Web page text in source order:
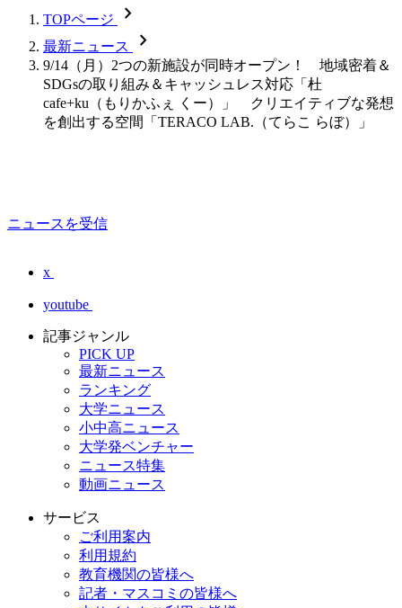
TOPページ chevron_forward
最新ニュース chevron_forward
9/14（月）2つの新施設が同時オープン！ 地域密着＆
SDGsの取り組み＆キャッシュレス対応「杜
cafe+ku（もりかふぇ くー）」 クリエイティブな発想
を創出する空間「TERACO LAB.（てらこ らぼ）」
ニュースを受信
x
youtube
記事ジャンル
PICK UP
最新ニュース
ランキング
大学ニュース
小中高ニュース
大学発ベンチャー
ニュース特集
動画ニュース
サービス
ご利用案内
利用規約
教育機関の皆様へ
記者・マスコミの皆様へ